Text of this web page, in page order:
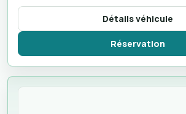
Détails véhicule
Réservation